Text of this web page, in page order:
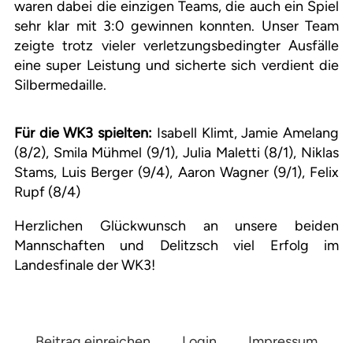
waren dabei die einzigen Teams, die auch ein Spiel
sehr klar mit 3:0 gewinnen konnten. Unser Team
zeigte trotz vieler verletzungsbedingter Ausfälle
eine super Leistung und sicherte sich verdient die
Silbermedaille.
Für die WK3 spielten: Isabell Klimt, Jamie Amelang
(8/2), Smila Mühmel (9/1), Julia Maletti (8/1), Niklas
Stams, Luis Berger (9/4), Aaron Wagner (9/1), Felix
Rupf (8/4)
Herzlichen Glückwunsch an unsere beiden
Mannschaften und Delitzsch viel Erfolg im
Landesfinale der WK3!